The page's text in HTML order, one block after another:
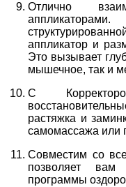
Отлично
аппликатор и
Это вызывает
мышечное, так и
С
растяжка и
самомассажа или
Совместим со
позволяет вам
программы